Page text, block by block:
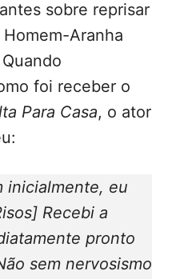
sobre reprisar
Aranha
foi receber o
Para Casa, o ator
inicialmente, eu
Recebi a
pronto
sem nervosismo